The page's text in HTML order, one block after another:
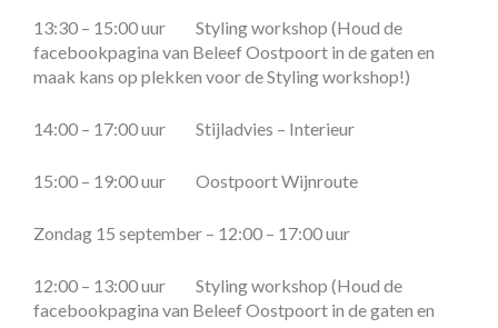
13:30 – 15:00 uur Styling workshop (Houd de
facebookpagina van Beleef Oostpoort in de gaten en
maak kans op plekken voor de Styling workshop!)
14:00 – 17:00 uur Stijladvies – Interieur
15:00 – 19:00 uur Oostpoort Wijnroute
Zondag 15 september – 12:00 – 17:00 uur
12:00 – 13:00 uur Styling workshop (Houd de
facebookpagina van Beleef Oostpoort in de gaten en